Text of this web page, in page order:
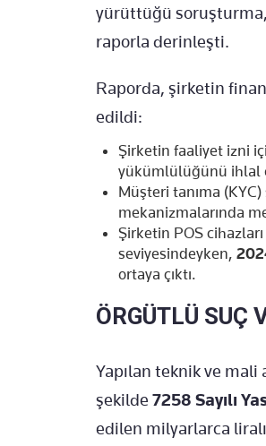
yürüttüğü soruşturma,
raporla derinleşti.
Raporda, şirketin
edildi:
Şirketin faaliyet izni
yükümlülüğünü ihlal
Müşteri tanıma
mekanizmalarında
Şirketin POS
seviyesindeyken,
ortaya çıktı.
ÖRGÜTLÜ SUÇ
Yapılan teknik ve
şekilde 7258 Sayılı
edilen milyarlarca